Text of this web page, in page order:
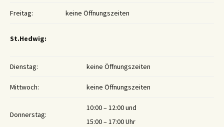
Freitag: keine Öffnungszeiten
St.Hedwig:
Dienstag: keine Öffnungszeiten
Mittwoch: keine Öffnungszeiten
Donnerstag:
10:00 – 12:00 und
15:00 – 17:00 Uhr